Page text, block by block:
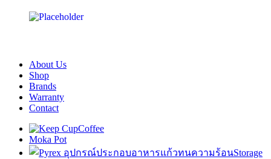
About Us
Shop
Brands
Warranty
Contact
Coffee
Moka Pot
Storage